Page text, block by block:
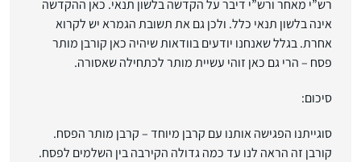
רש”י מאחר ורש”י דיבר על הקדשה בלשון תנאי. כאן ההקדשה
אינה בלשון תנאי כלל. ולכן גם את תשובת הגמרא יש לקרוא
אחרת. בגלל שאנחנו יודעים בוודאות שיהיה כאן קורבן מותר
פסח – הרי גם כאן זוהי עשיית מותר לכתחילה שאסורה.
סיכום:
סוגייתנו הפגישה אותנו עם קרבן מיוחד – קרבן מותר הפסח.
קורבן זה הראה לנו עד כמה גדולה הקירבה בין השלמים לפסח.